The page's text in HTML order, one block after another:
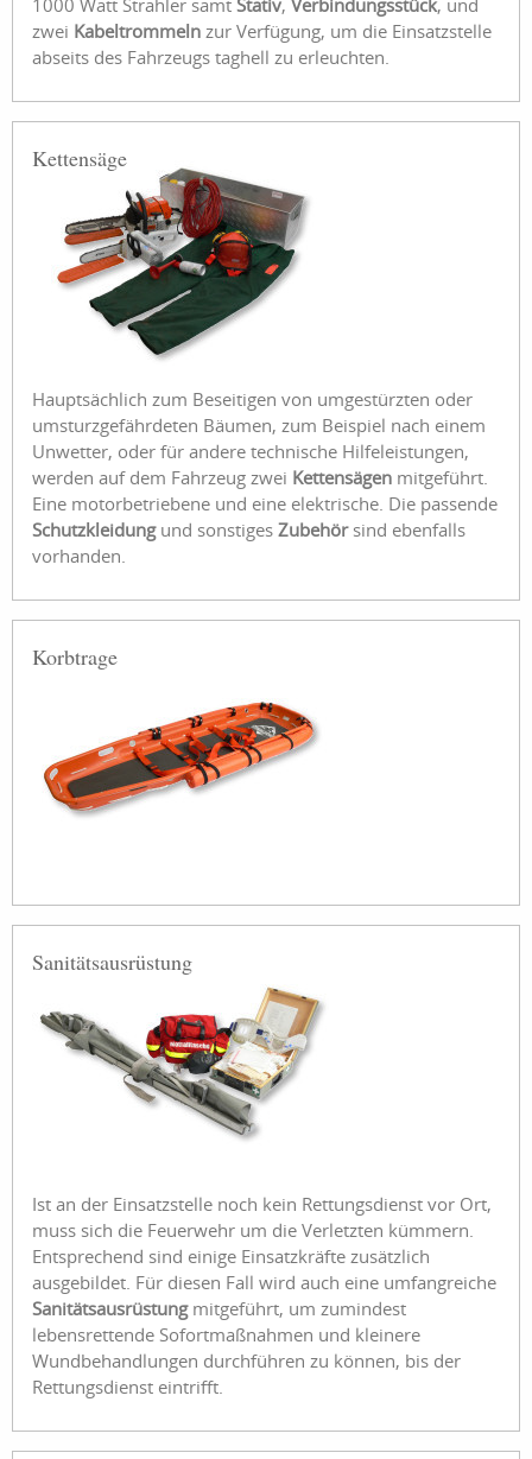
zwei Kabeltrommeln zur Verfügung, um die Einsatzstelle
abseits des Fahrzeugs taghell zu erleuchten.
Kettensäge
Hauptsächlich zum Beseitigen von umgestürzten oder
umsturzgefährdeten Bäumen, zum Beispiel nach einem
Unwetter, oder für andere technische Hilfeleistungen,
werden auf dem Fahrzeug zwei Kettensägen mitgeführt.
Eine motorbetriebene und eine elektrische. Die passende
Schutzkleidungund sonstiges Zubehörsind ebenfalls
vorhanden.
Korbtrage
Sanitätsausrüstung
Ist an der Einsatzstelle noch kein Rettungsdienst vor Ort,
muss sich die Feuerwehr um die Verletzten kümmern.
Entsprechend sind einige Einsatzkräfte zusätzlich
ausgebildet. Für diesen Fall wird auch eine umfangreiche
Sanitätsausrüstungmitgeführt, um zumindest
lebensrettende Sofortmaßnahmen und kleinere
Wundbehandlungen durchführen zu können, bis der
Rettungsdienst eintrifft.